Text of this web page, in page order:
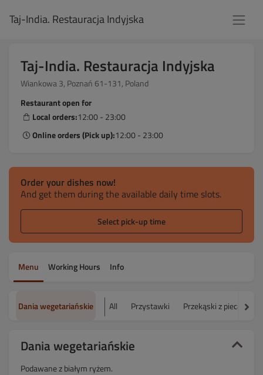
Taj-India. Restauracja Indyjska
Taj-India. Restauracja Indyjska
Wiankowa 3, Poznań 61-131, Poland
Restaurant open for
Local orders:12:00 - 23:00
Online orders (Pick up):12:00 - 23:00
Order your dishes now!
And get them during the available daily time slots.
Select pick-up time
Menu Working Hours Info
Dania wegetariańskie All Przystawki Przekąski z pieca
Dania wegetariańskie
Podawane z białym ryżem.